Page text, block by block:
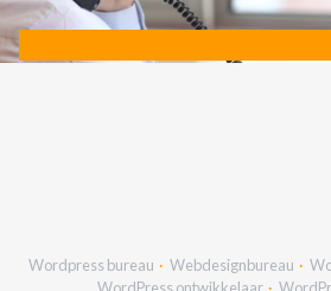
Wordpress bureau Webdesignbureau